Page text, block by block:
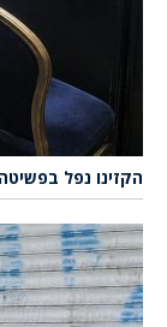
הקזינו נפל